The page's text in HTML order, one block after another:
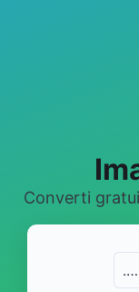
Converti
.…